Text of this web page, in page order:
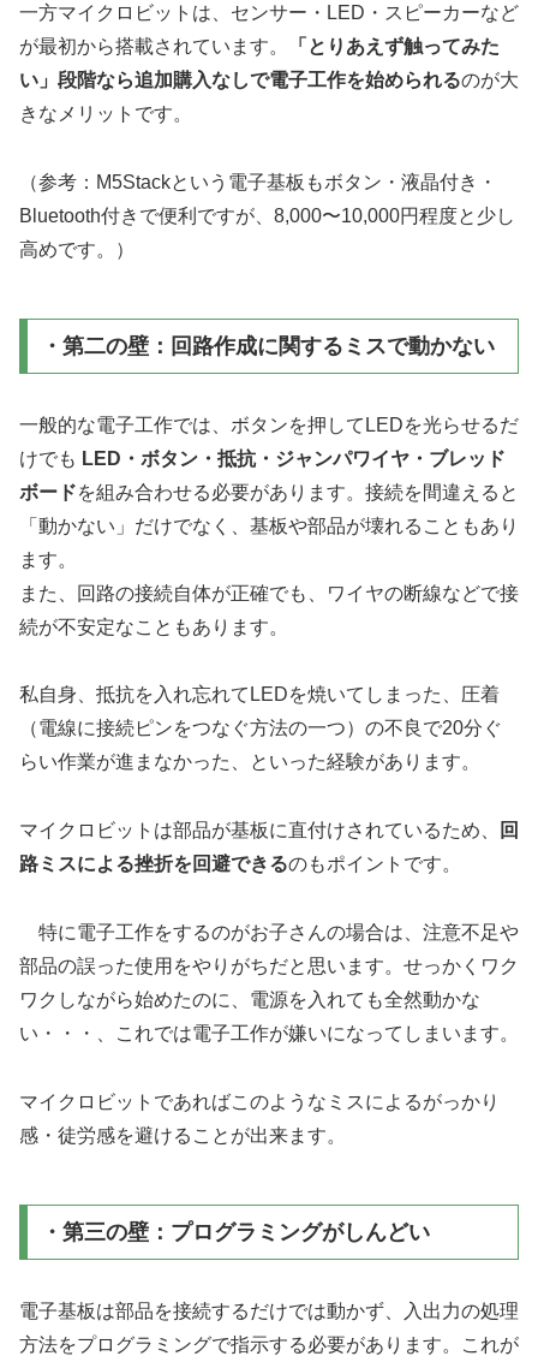
一方マイクロビットは、センサー・LED・スピーカーなど
が最初から搭載されています。
「とりあえず触ってみた
い」段階なら追加購入なしで電子工作を始められるのが大
きなメリットです。
（参考：M5Stackという電子基板もボタン・液晶付き・
Bluetooth付きで便利ですが、8,000〜10,000円程度と少し
高めです。）
・第二の壁：回路作成に関するミスで動かない
一般的な電子工作では、ボタンを押してLEDを光らせるだ
けでも LED・ボタン・抵抗・ジャンパワイヤ・ブレッド
ボードを組み合わせる必要があります。接続を間違えると
「動かない」だけでなく、基板や部品が壊れることもあり
ます。
また、回路の接続自体が正確でも、ワイヤの断線などで接
続が不安定なこともあります。
私自身、抵抗を入れ忘れてLEDを焼いてしまった、圧着
（電線に接続ピンをつなぐ方法の一つ）の不良で20分ぐ
らい作業が進まなかった、といった経験があります。
マイクロビットは部品が基板に直付けされているため、
回
路ミスによる挫折を回避できるのもポイントです。
特に電子工作をするのがお子さんの場合は、注意不足や
部品の誤った使用をやりがちだと思います。せっかくワク
ワクしながら始めたのに、電源を入れても全然動かな
い・・・、これでは電子工作が嫌いになってしまいます。
マイクロビットであればこのようなミスによるがっかり
感・徒労感を避けることが出来ます。
・第三の壁：プログラミングがしんどい
電子基板は部品を接続するだけでは動かず、入出力の処理
方法をプログラミングで指示する必要があります。これが